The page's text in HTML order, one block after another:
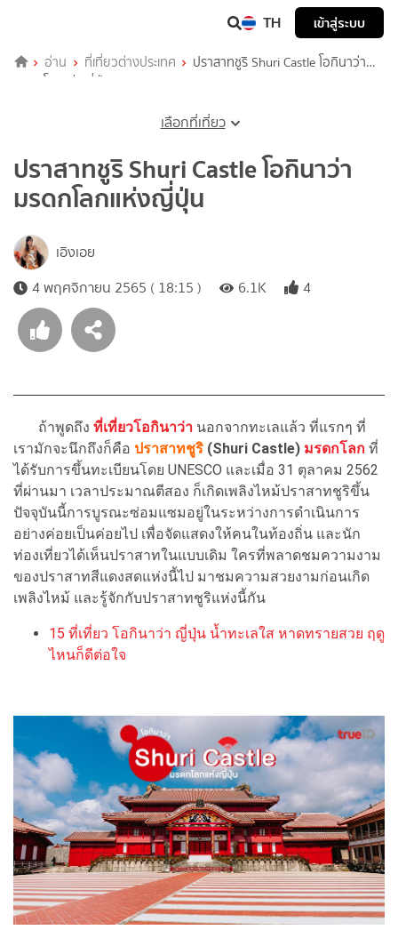
TH เข้าสู่ระบบ
อ่าน ที่เที่ยวต่างประเทศ
ปราสาทชูริ Shuri Castle โอกินาว่า
มรดกโลกแห่งญี่ปุ่น
เลือกที่เที่ยว
ปราสาทชูริ Shuri Castle โอกินาว่า
มรดกโลกแห่งญี่ปุ่น
เอิงเอย
4 พฤศจิกายน 2565 ( 18:15 )
6.1K 4
ถ้าพูดถึง ที่เที่ยวโอกินาว่า นอกจากทะเลแล้ว ที่แรกๆ ที่
เรามักจะนึกถึงก็คือ ปราสาทชูริ (Shuri Castle) มรดกโลก ที่
ได้รับการขึ้นทะเบียนโดย UNESCO และเมื่อ 31 ตุลาคม 2562
ที่ผ่านมา เวลาประมาณตีสอง ก็เกิดเพลิงไหม้ปราสาทชูริขึ้น
ปัจจุบันนี้การบูรณะซ่อมแซมอยู่ในระหว่างการดำเนินการ
อย่างค่อยเป็นค่อยไป เพื่อจัดแสดงให้คนในท้องถิ่น และนัก
ท่องเที่ยวได้เห็นปราสาทในแบบเดิม ใครที่พลาดชมความงาม
ของปราสาทสีแดงสดแห่งนี้ไป มาชมความสวยงามก่อนเกิด
เพลิงไหม้ และรู้จักกับปราสาทชูริแห่งนี้กัน
15 ที่เที่ยว โอกินาว่า ญี่ปุ่น น้ำทะเลใส หาดทรายสวย ฤดู
ไหนก็ดีต่อใจ